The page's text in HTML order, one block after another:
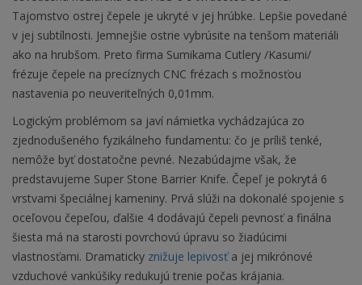
Tajomstvo ostrej čepele je ukryté v jej hrúbke. Lepšie povedané
v jej subtílnosti. Jemnejšie ostrie vybrúsite na tenšom materiáli
ako na hrubšom. Preto firma Sumikama Cutlery /Kasumi/
frézuje čepele na precíznych CNC frézach s možnosťou
nastavenia po neuveriteľných 0,01mm.
Logickým problémom sa javí námietka vychádzajúca zo
zjednodušeného fyzikálneho fundamentu: čo je príliš tenké,
nemôže byť dostatočne pevné. Nezabúdajme však, že
predstavujeme Super Stone Barrier Knife. Čepeľ je pokrytá 6
vrstvami špeciálnej kameniny. Prvá slúži na dokonalé spojenie s
oceľovou čepeľou, ďalšie 4 dodávajú čepeli pevnosť a finálna
šiesta má na starosti povrchovú úpravu so žiadúcimi
vlastnosťami. Dramaticky znižuje lepivosťa jej mikrónové
vzduchové vankúšiky redukujú trenie počas krájania.